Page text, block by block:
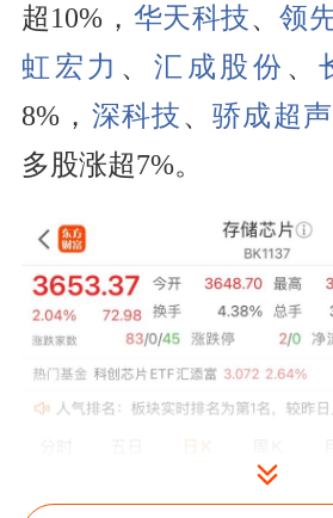
超10%， 华天科技、领
虹宏力 、 汇成股份 、
8%， 深科技、骄成超声
多股涨超7%。